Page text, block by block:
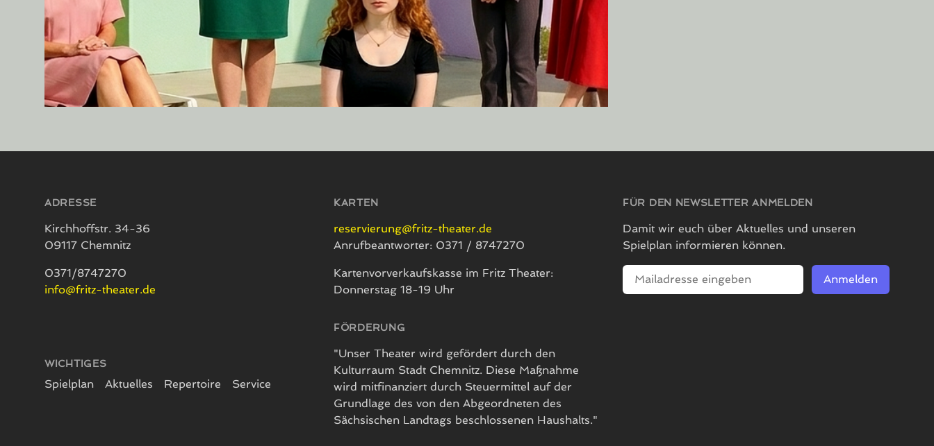
ADRESSE
Kirchhoffstr. 34-36
09117 Chemnitz
0371/8747270
info@fritz-theater.de
WICHTIGES
Spielplan Aktuelles Repertoire Service
KARTEN
reservierung@fritz-theater.de
Anrufbeantworter: 0371 / 8747270
Kartenvorverkaufskasse im Fritz Theater:
Donnerstag 18-19 Uhr
FÖRDERUNG
"Unser Theater wird gefördert durch den
Kulturraum Stadt Chemnitz. Diese Maßnahme
wird mitfinanziert durch Steuermittel auf der
Grundlage des von den Abgeordneten des
Sächsischen Landtags beschlossenen Haushalts."
FÜR DEN NEWSLETTER ANMELDEN
Damit wir euch über Aktuelles und unseren
Spielplan informieren können.
E-Mailadresse
Anmelden